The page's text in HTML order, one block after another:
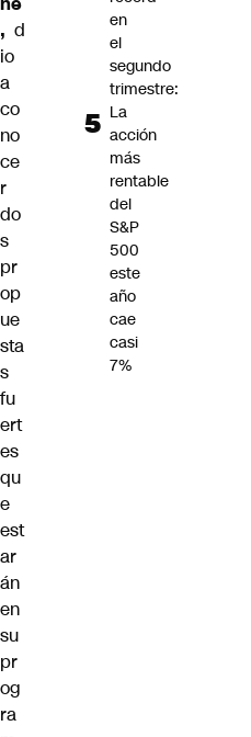
, d
io
a
co
no
ce
r
do
s
pr
op
ue
sta
s
fu
ert
es
qu
e
est
ar
án
en
su
pr
og
ra
en
el
segundo
trimestre:
La
acción
más
rentable
del
S&P
500
este
año
cae
casi
7%